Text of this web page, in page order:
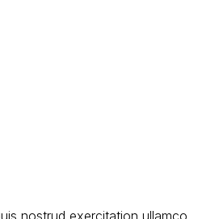
nostrud exercitation ullamco